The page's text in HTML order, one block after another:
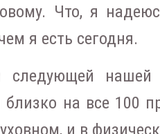
Что, я
я есть сегодня.
следующей нашей
на все 100
и в